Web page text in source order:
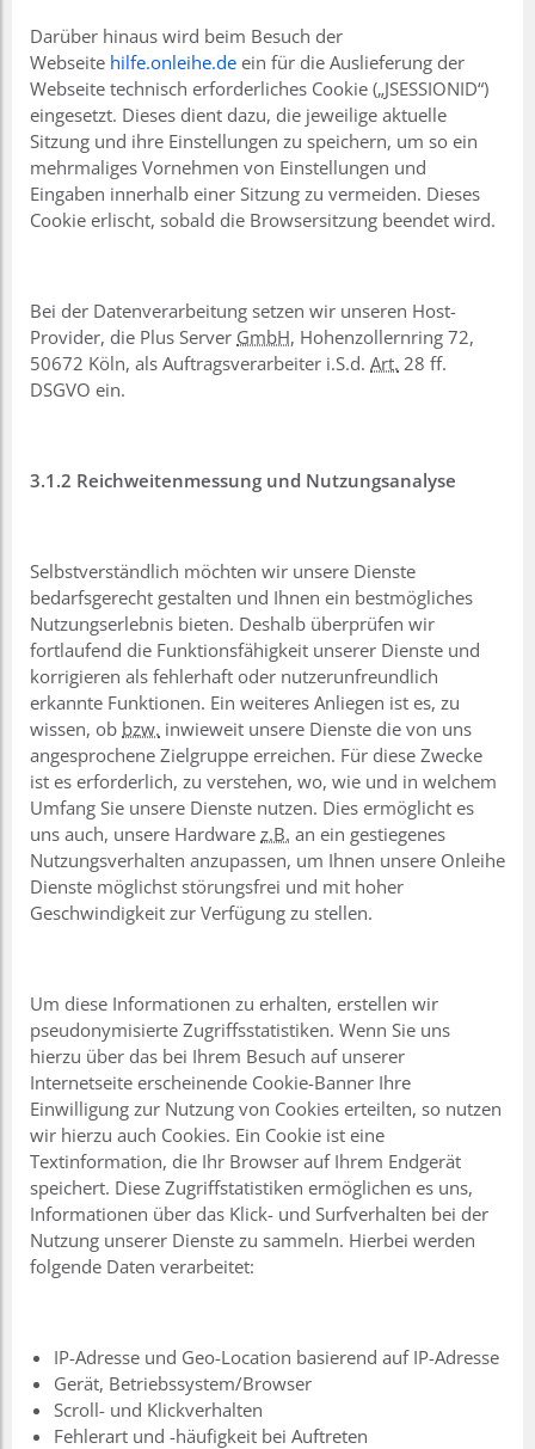
Darüber hinaus wird beim Besuch der
Webseite hilfe.onleihe.de ein für die Auslieferung der
Webseite technisch erforderliches Cookie („JSESSIONID“)
eingesetzt. Dieses dient dazu, die jeweilige aktuelle
Sitzung und ihre Einstellungen zu speichern, um so ein
mehrmaliges Vornehmen von Einstellungen und
Eingaben innerhalb einer Sitzung zu vermeiden. Dieses
Cookie erlischt, sobald die Browsersitzung beendet wird.
Bei der Datenverarbeitung setzen wir unseren Host-
Provider, die Plus Server GmbH, Hohenzollernring 72,
50672 Köln, als Auftragsverarbeiter i.S.d. Art. 28 ff.
DSGVO ein.
3.1.2 Reichweitenmessung und Nutzungsanalyse
Selbstverständlich möchten wir unsere Dienste
bedarfsgerecht gestalten und Ihnen ein bestmögliches
Nutzungserlebnis bieten. Deshalb überprüfen wir
fortlaufend die Funktionsfähigkeit unserer Dienste und
korrigieren als fehlerhaft oder nutzerunfreundlich
erkannte Funktionen. Ein weiteres Anliegen ist es, zu
wissen, ob bzw. inwieweit unsere Dienste die von uns
angesprochene Zielgruppe erreichen. Für diese Zwecke
ist es erforderlich, zu verstehen, wo, wie und in welchem
Umfang Sie unsere Dienste nutzen. Dies ermöglicht es
uns auch, unsere Hardware z.B. an ein gestiegenes
Nutzungsverhalten anzupassen, um Ihnen unsere Onleihe
Dienste möglichst störungsfrei und mit hoher
Geschwindigkeit zur Verfügung zu stellen.
Um diese Informationen zu erhalten, erstellen wir
pseudonymisierte Zugriffsstatistiken. Wenn Sie uns
hierzu über das bei Ihrem Besuch auf unserer
Internetseite erscheinende Cookie-Banner Ihre
Einwilligung zur Nutzung von Cookies erteilten, so nutzen
wir hierzu auch Cookies. Ein Cookie ist eine
Textinformation, die Ihr Browser auf Ihrem Endgerät
speichert. Diese Zugriffstatistiken ermöglichen es uns,
Informationen über das Klick- und Surfverhalten bei der
Nutzung unserer Dienste zu sammeln. Hierbei werden
folgende Daten verarbeitet:
IP-Adresse und Geo-Location basierend auf IP-Adresse
Gerät, Betriebssystem/Browser
Scroll- und Klickverhalten
Fehlerart und -häufigkeit bei Auftreten